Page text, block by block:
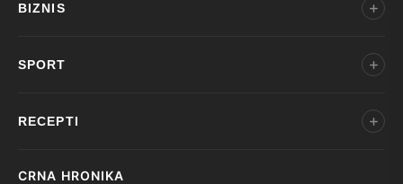
BIZNIS
SPORT
RECEPTI
CRNA HRONIKA